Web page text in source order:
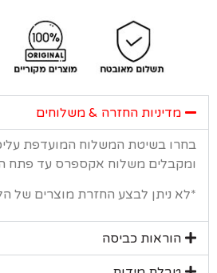
מדיניות החזרה & משלוחים
בשיטת המשלוח המועדפת עליכם –
משלוח אקספרס עד פתח הדלת!
ניתן לבצע החזרת מוצרים של
הוראות כביסה